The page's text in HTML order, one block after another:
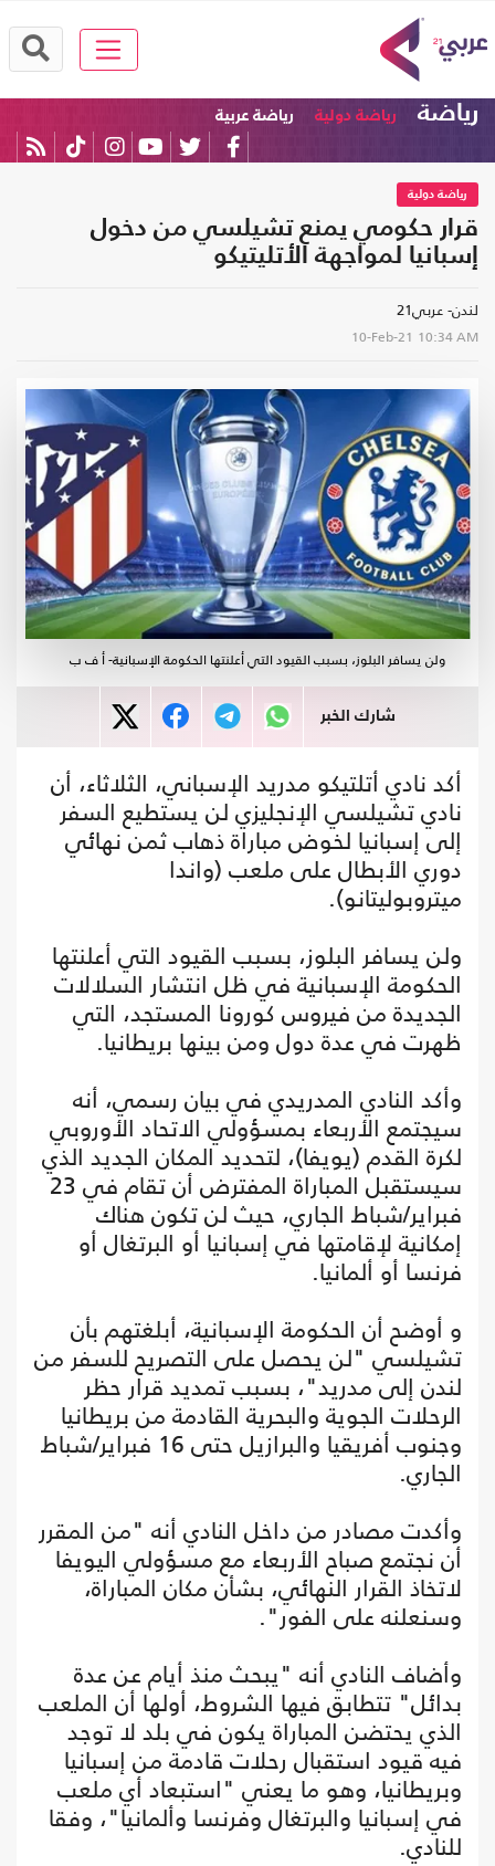
رياضة رياضة دولية رياضة عربية
رياضة دولية
قرار حكومي يمنع تشيلسي من دخول
إسبانيا لمواجهة الأتليتيكو
لندن- عربي21
10-Feb-21 10:34 AM
ولن يسافر البلوز، بسبب القيود التي أعلنتها الحكومة الإسبانية- أ ف ب
شارك الخبر
أكد نادي أتلتيكو مدريد الإسباني، الثلاثاء، أن
نادي تشيلسي الإنجليزي لن يستطيع السفر
إلى إسبانيا لخوض مباراة ذهاب ثمن نهائي
دوري الأبطال على ملعب (واندا
ميتروبوليتانو).
ولن يسافر البلوز، بسبب القيود التي أعلنتها
الحكومة الإسبانية في ظل انتشار السلالات
الجديدة من فيروس كورونا المستجد، التي
ظهرت في عدة دول ومن بينها بريطانيا.
وأكد النادي المدريدي في بيان رسمي، أنه
سيجتمع الأربعاء بمسؤولي الاتحاد الأوروبي
لكرة القدم (يويفا)، لتحديد المكان الجديد الذي
سيستقبل المباراة المفترض أن تقام في 23
فبراير/شباط الجاري، حيث لن تكون هناك
إمكانية لإقامتها في إسبانيا أو البرتغال أو
فرنسا أو ألمانيا.
و أوضح أن الحكومة الإسبانية، أبلغتهم بأن
تشيلسي "لن يحصل على التصريح للسفر من
لندن إلى مدريد"، بسبب تمديد قرار حظر
الرحلات الجوية والبحرية القادمة من بريطانيا
وجنوب أفريقيا والبرازيل حتى 16 فبراير/شباط
الجاري.
وأكدت مصادر من داخل النادي أنه "من المقرر
أن نجتمع صباح الأربعاء مع مسؤولي اليويفا
لاتخاذ القرار النهائي، بشأن مكان المباراة،
وسنعلنه على الفور".
وأضاف النادي أنه "يبحث منذ أيام عن عدة
بدائل" تتطابق فيها الشروط، أولها أن الملعب
الذي يحتضن المباراة يكون في بلد لا توجد
فيه قيود استقبال رحلات قادمة من إسبانيا
وبريطانيا، وهو ما يعني "استبعاد أي ملعب
في إسبانيا والبرتغال وفرنسا وألمانيا"، وفقا
للنادي.